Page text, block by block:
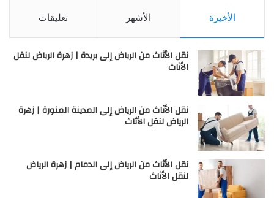
الأخيرة الأشهر تعليقات
نقل الأثاث من الرياض إلى بريدة | زهرة الرياض لنقل
الأثاث
نقل الأثاث من الرياض إلى المدينة المنورة | زهرة
الرياض لنقل الأثاث
نقل الأثاث من الرياض إلى الدمام | زهرة الرياض
لنقل الأثاث